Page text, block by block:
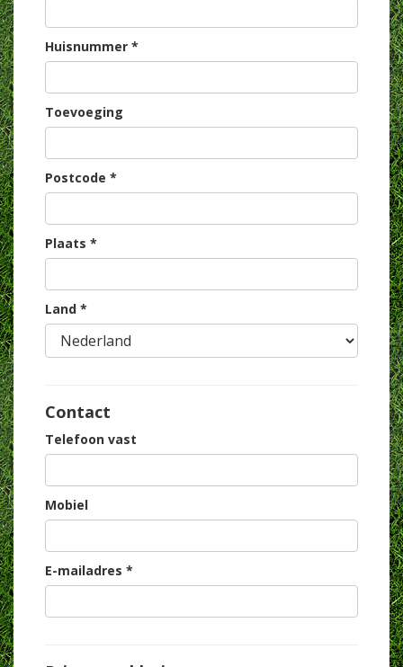
Huisnummer *
Toevoeging
Postcode *
Plaats *
Land *
Contact
Telefoon vast
Mobiel
E-mailadres *